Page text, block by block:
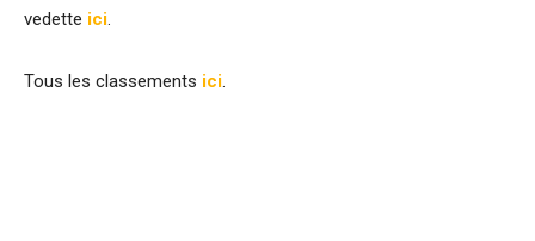
vedette ici.
Tous les classements ici.